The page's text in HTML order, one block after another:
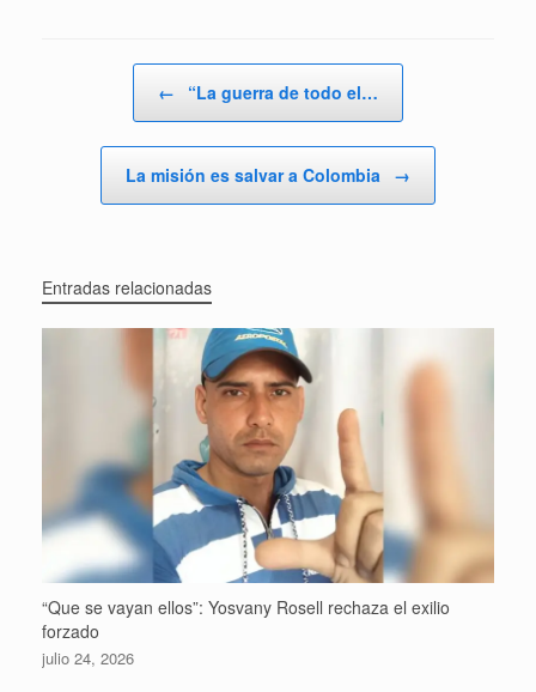
← “La guerra de todo el…
La misión es salvar a Colombia →
Entradas relacionadas
“Que se vayan ellos”: Yosvany Rosell rechaza el exilio
forzado
julio 24, 2026